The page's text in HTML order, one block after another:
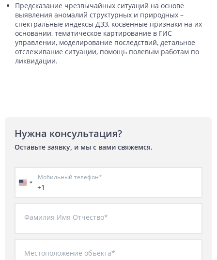
Предсказание чрезвычайных ситуаций на основе
выявления аномалий структурных и природных –
спектральные индексы ДЗЗ, косвенные признаки на их
основании, тематическое картирование в ГИС
управлении, моделирование последствий, детальное
отслеживание ситуации, помощь полевым работам по
ликвидации.
Нужна консультация?
Оставьте заявку, и мы с вами свяжемся.
+1
Мобильный телефон*
Фамилия Имя Отчество*
Местоположение объекта*